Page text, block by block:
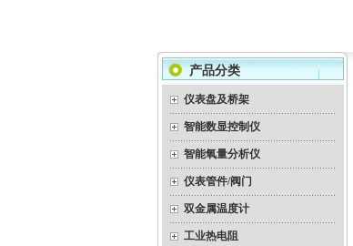
产品分类
仪表盘及桥架
智能数显控制仪
智能氧量分析仪
仪表管件/阀门
双金属温度计
工业热电阻
带温度变送器（隔爆）热电
偶